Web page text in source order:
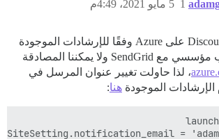
5 مايو 2021، 4:49م 1
. لدينا حساب مؤسسي مع SendGrid ولا يمكننا المصادقة
، لذا حاولت تغيير عنوان المرسل في
هنا: